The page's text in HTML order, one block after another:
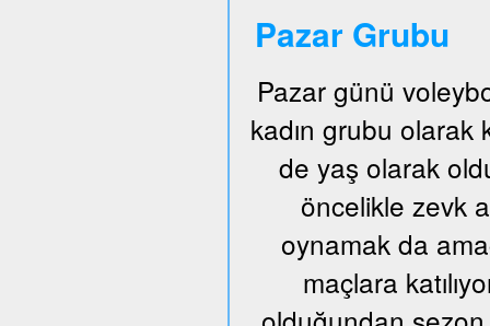
Pazar Grubu
Pazar günü
kadın grubu olarak
de yaş olarak
öncelikle zevk
oynamak da
maçlara